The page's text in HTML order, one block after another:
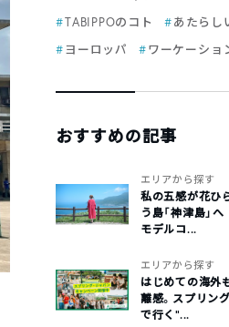
TABIPPOのコト
あたらし
ヨーロッパ
ワーケーショ
おすすめの記事
エリアから探す
私の五感が花ひ
う島「神津島」
モデルコ...
エリアから探す
はじめての海外
離感。スプリン
で行く“...